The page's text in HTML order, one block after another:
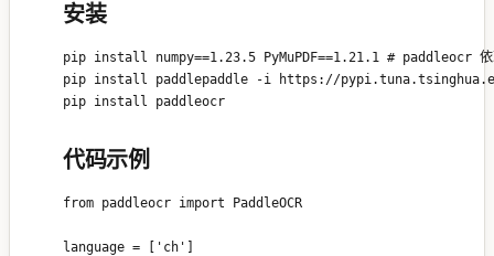
安装
pip install numpy==1.23.5 PyMuPDF==1.21.1 # paddleocr 依
pip install paddlepaddle -i https://
代码示例
from paddleocr import PaddleOCR
language = ['ch']